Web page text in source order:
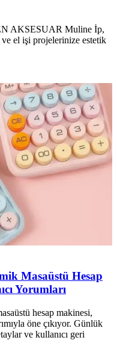
AKSESUAR Muline İp,
el işi projelerinize estetik
Masaüstü Hesap
Yorumları
hesap makinesi,
öne çıkıyor. Günlük
ve kullanıcı geri